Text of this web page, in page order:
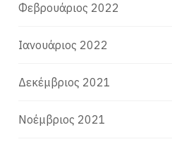
Φεβρουάριος 2022
Ιανουάριος 2022
Δεκέμβριος 2021
Νοέμβριος 2021